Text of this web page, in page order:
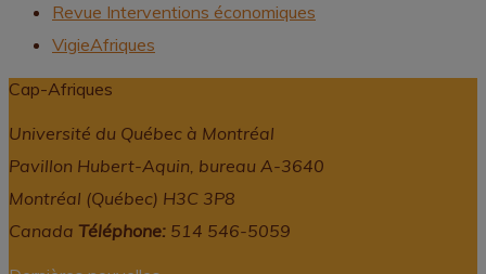
Revue Interventions économiques
VigieAfriques
Cap-Afriques
Université du Québec à Montréal
Pavillon Hubert-Aquin, bureau A-3640
Montréal (Québec) H3C 3P8
Canada Téléphone: 514 546-5059